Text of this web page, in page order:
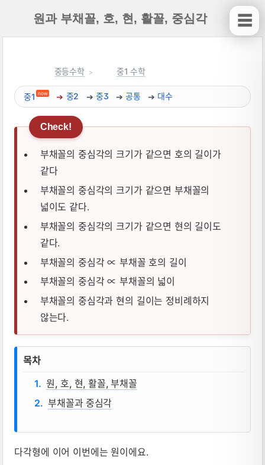
원과 부채꼴, 호, 현, 활꼴, 중심각
중등수학 중1 수학
중1 now 중2 중3 공통 대수
부채꼴의 중심각의 크기가 같으면 호의 길이가
같다
부채꼴의 중심각의 크기가 같으면 부채꼴의
넓이도 같다.
부채꼴의 중심각의 크기가 같으면 현의 길이도
같다.
부채꼴의 중심각 ∝ 부채꼴 호의 길이
부채꼴의 중심각 ∝ 부채꼴의 넓이
부채꼴의 중심각과 현의 길이는 정비례하지
않는다.
원과 부채꼴, 호, 현, 활꼴, 중심각 뜻, 성
목차
원, 호, 현, 활꼴, 부채꼴
부채꼴과 중심각
다각형에 이어 이번에는 원이에요.
☰